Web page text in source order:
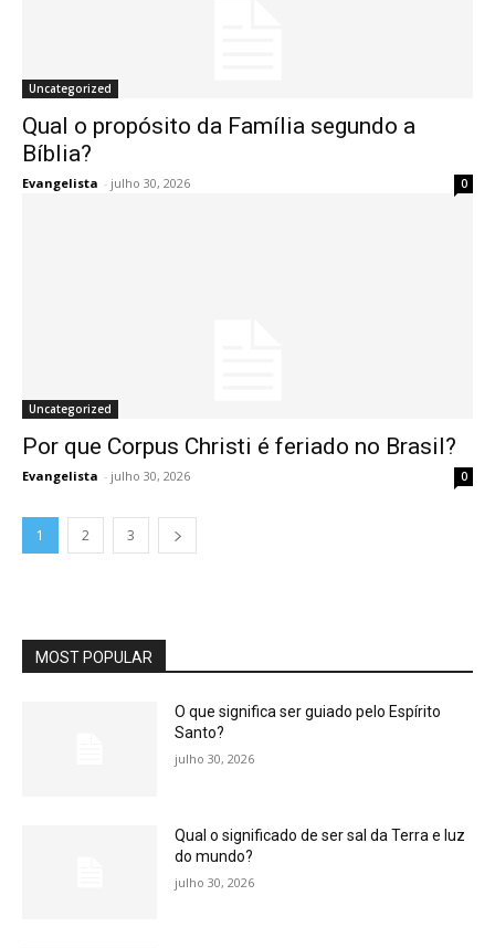
Uncategorized
Qual o propósito da Família segundo a
Bíblia?
Evangelista - julho 30, 2026 0
Uncategorized
Por que Corpus Christi é feriado no Brasil?
Evangelista - julho 30, 2026 0
1 2 3
MOST POPULAR
O que significa ser guiado pelo Espírito
Santo?
julho 30, 2026
Qual o significado de ser sal da Terra e luz
do mundo?
julho 30, 2026